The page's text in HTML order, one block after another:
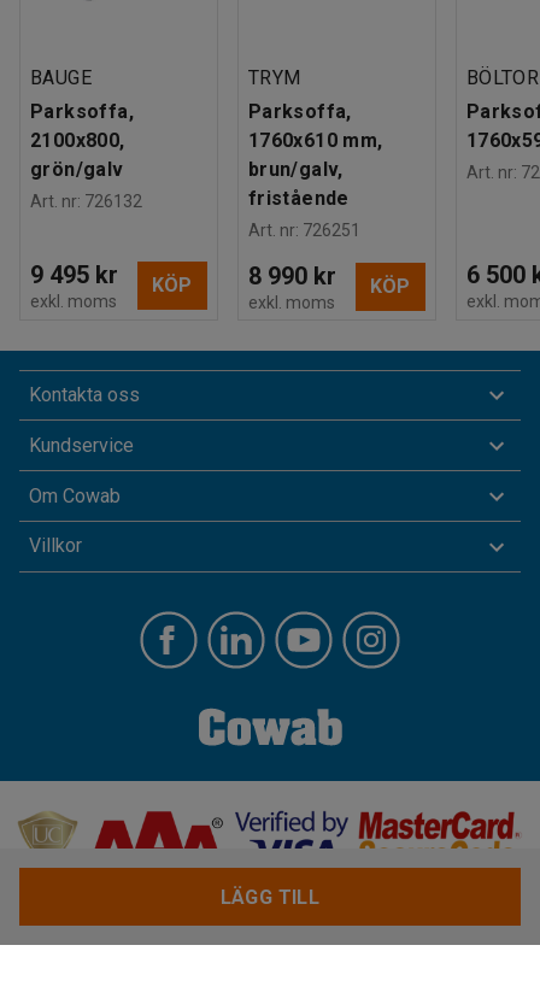
BAUGE
Parksoffa,
2100x800,
grön/galv
Art. nr: 726132
9 495 kr
exkl. moms
KÖP
TRYM
Parksoffa,
1760x610 mm,
brun/galv,
fristående
Art. nr: 726251
8 990 kr
exkl. moms
KÖP
Art. nr:
6 500
exkl.
Kontakta oss
Kundservice
Om Cowab
Villkor
LÄGG TILL